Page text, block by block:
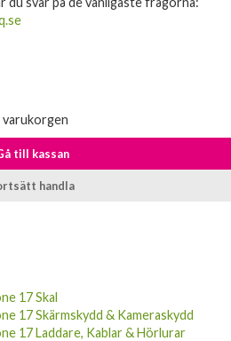
till kassan
handla
17 Skal
17 Skärmskydd & Kameraskydd
17 Laddare, Kablar & Hörlurar